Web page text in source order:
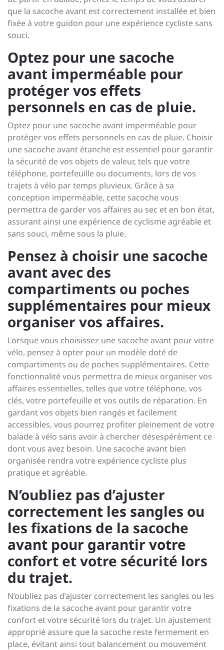
que la sacoche avant est correctement installée et bien
fixée à votre guidon pour une expérience cycliste sans
souci.
Optez pour une sacoche
avant imperméable pour
protéger vos effets
personnels en cas de pluie.
Optez pour une sacoche avant imperméable pour
protéger vos effets personnels en cas de pluie. Choisir
une sacoche avant étanche est essentiel pour garantir
la sécurité de vos objets de valeur, tels que votre
téléphone, portefeuille ou documents, lors de vos
trajets à vélo par temps pluvieux. Grâce à sa
conception imperméable, cette sacoche vous
permettra de garder vos affaires au sec et en bon état,
assurant ainsi une expérience de cyclisme agréable et
sans souci, même sous la pluie.
Pensez à choisir une sacoche
avant avec des
compartiments ou poches
supplémentaires pour mieux
organiser vos affaires.
Lorsque vous choisissez une sacoche avant pour votre
vélo, pensez à opter pour un modèle doté de
compartiments ou de poches supplémentaires. Cette
fonctionnalité vous permettra de mieux organiser vos
affaires essentielles, telles que votre téléphone, vos
clés, votre portefeuille et vos outils de réparation. En
gardant vos objets bien rangés et facilement
accessibles, vous pourrez profiter pleinement de votre
balade à vélo sans avoir à chercher désespérément ce
dont vous avez besoin. Une sacoche avant bien
organisée rendra votre expérience cycliste plus
pratique et agréable.
N’oubliez pas d’ajuster
correctement les sangles ou
les fixations de la sacoche
avant pour garantir votre
confort et votre sécurité lors
du trajet.
N’oubliez pas d’ajuster correctement les sangles ou les
fixations de la sacoche avant pour garantir votre
confort et votre sécurité lors du trajet. Un ajustement
approprié assure que la sacoche reste fermement en
place, évitant ainsi tout balancement ou mouvement